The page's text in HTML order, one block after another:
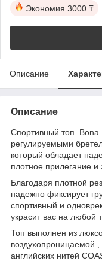
Экономия 3000 ₸
Описание
Описание
Спортивный топ Bona
регулируемыми
который обладает
плотное прилегание
Благодаря плотной
надежно фиксирует
спортивный и
украсит вас на любой
Топ выполнен из
воздухопроницаемой
английских нитей